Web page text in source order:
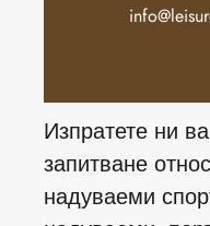
Изпратете ни
запитване
надуваеми